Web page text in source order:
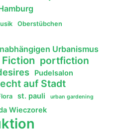
Oberstübchen
Urbanismus
portfiction
Pudelsalon
auf Stadt
st. pauli urban gardening
Wieczorek